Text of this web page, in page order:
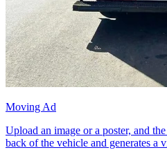
Moving Ad
Upload an image or a poster, and
back of the vehicle and generates a